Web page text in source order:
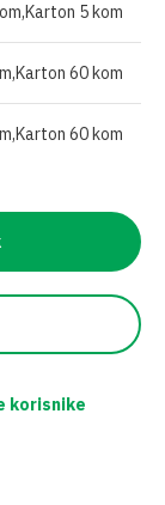
5 kom
60 kom
60 kom
korisnike